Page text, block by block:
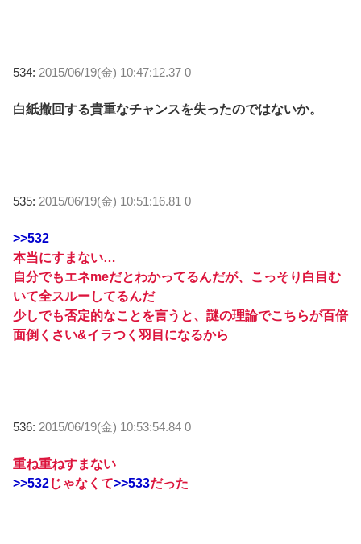
534: 2015/06/19(金) 10:47:12.37 0
白紙撤回する貴重なチャンスを失ったのではないか。
535: 2015/06/19(金) 10:51:16.81 0
>>532
本当にすまない…
自分でもエネmeだとわかってるんだが、こっそり白目む
いて全スルーしてるんだ
少しでも否定的なことを言うと、謎の理論でこちらが百倍
面倒くさい&イラつく羽目になるから
536: 2015/06/19(金) 10:53:54.84 0
重ね重ねすまない
>>532じゃなくて>>533だった